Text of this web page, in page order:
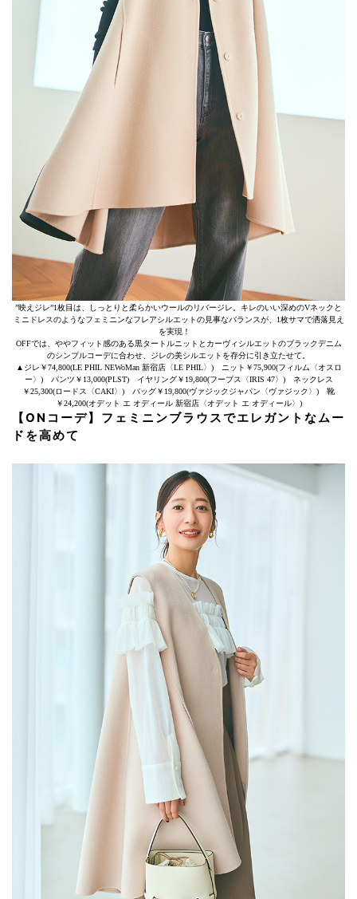
”映えジレ”1枚目は、しっとりと柔らかいウールのリバージレ。キレのいい深めのVネックと
ミニドレスのようなフェミニンなフレアシルエットの見事なバランスが、1枚サマで洒落見え
を実現！
OFFでは、ややフィット感のある黒タートルニットとカーヴィシルエットのブラックデニム
のシンプルコーデに合わせ、ジレの美シルエットを存分に引き立たせて。
▲ジレ￥74,800(LE PHIL NEWoMan 新宿店〈LE PHIL〉) ニット￥75,900(フィルム〈オスロ
ー〉) パンツ￥13,000(PLST) イヤリング￥19,800(フーブス〈IRIS 47〉) ネックレス
￥25,300(ロードス〈CAKI〉) バッグ￥19,800(ヴァジックジャパン〈ヴァジック〉) 靴
￥24,200(オデット エ オディール 新宿店〈オデット エ オディール〉)
【ONコーデ】フェミニンブラウスでエレガントなムー
ドを高めて